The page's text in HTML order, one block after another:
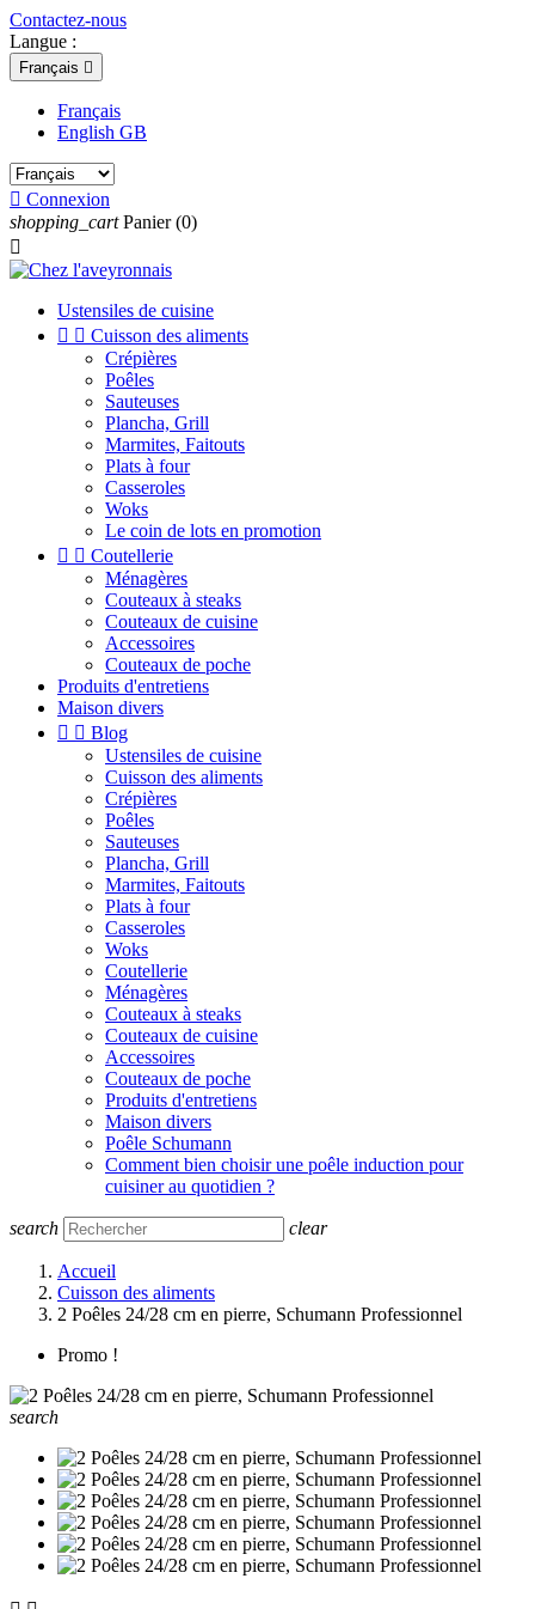
Contactez-nous
Langue :
Français 
Français
English GB
 Connexion
shopping_cart Panier (0)

Ustensiles de cuisine
  Cuisson des aliments
Crépières
Poêles
Sauteuses
Plancha, Grill
Marmites, Faitouts
Plats à four
Casseroles
Woks
Le coin de lots en promotion
  Coutellerie
Ménagères
Couteaux à steaks
Couteaux de cuisine
Accessoires
Couteaux de poche
Produits d'entretiens
Maison divers
  Blog
Ustensiles de cuisine
Cuisson des aliments
Crépières
Poêles
Sauteuses
Plancha, Grill
Marmites, Faitouts
Plats à four
Casseroles
Woks
Coutellerie
Ménagères
Couteaux à steaks
Couteaux de cuisine
Accessoires
Couteaux de poche
Produits d'entretiens
Maison divers
Poêle Schumann
Comment bien choisir une poêle induction pour
cuisiner au quotidien ?
search clear
Accueil
Cuisson des aliments
2 Poêles 24/28 cm en pierre, Schumann Professionnel
Promo !
search